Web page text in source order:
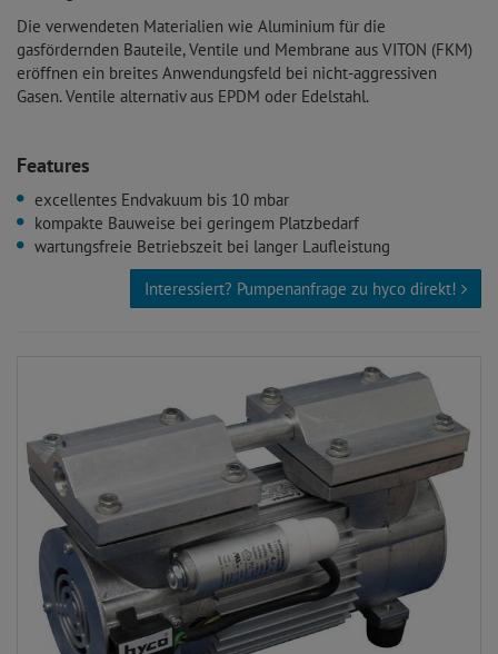
Die verwendeten Materialien wie Aluminium für die
gasfördernden Bauteile, Ventile und Membrane aus VITON (FKM)
eröffnen ein breites Anwendungsfeld bei nicht-aggressiven
Gasen. Ventile alternativ aus EPDM oder Edelstahl.
Features
excellentes Endvakuum bis 10 mbar
kompakte Bauweise bei geringem Platzbedarf
wartungsfreie Betriebszeit bei langer Laufleistung
Interessiert? Pumpenanfrage zu hyco direkt!